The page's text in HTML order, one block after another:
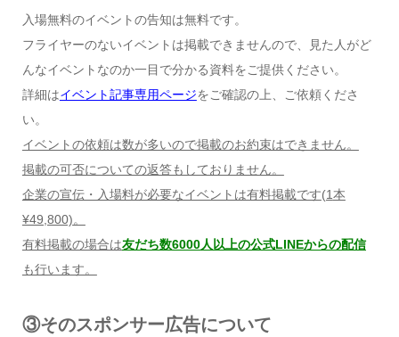
入場無料のイベントの告知は無料です。
フライヤーのないイベントは掲載できませんので、見た人がど
んなイベントなのか一目で分かる資料をご提供ください。
詳細はイベント記事専用ページをご確認の上、ご依頼くださ
い。
イベントの依頼は数が多いので掲載のお約束はできません。
掲載の可否についての返答もしておりません。
企業の宣伝・入場料が必要なイベントは有料掲載です(1本
¥49,800)。
有料掲載の場合は友だち数6000人以上の公式LINEからの配信
も行います。
③そのスポンサー広告について